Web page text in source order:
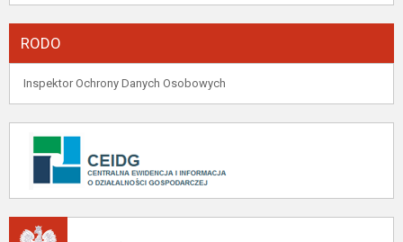
RODO
Inspektor Ochrony Danych Osobowych